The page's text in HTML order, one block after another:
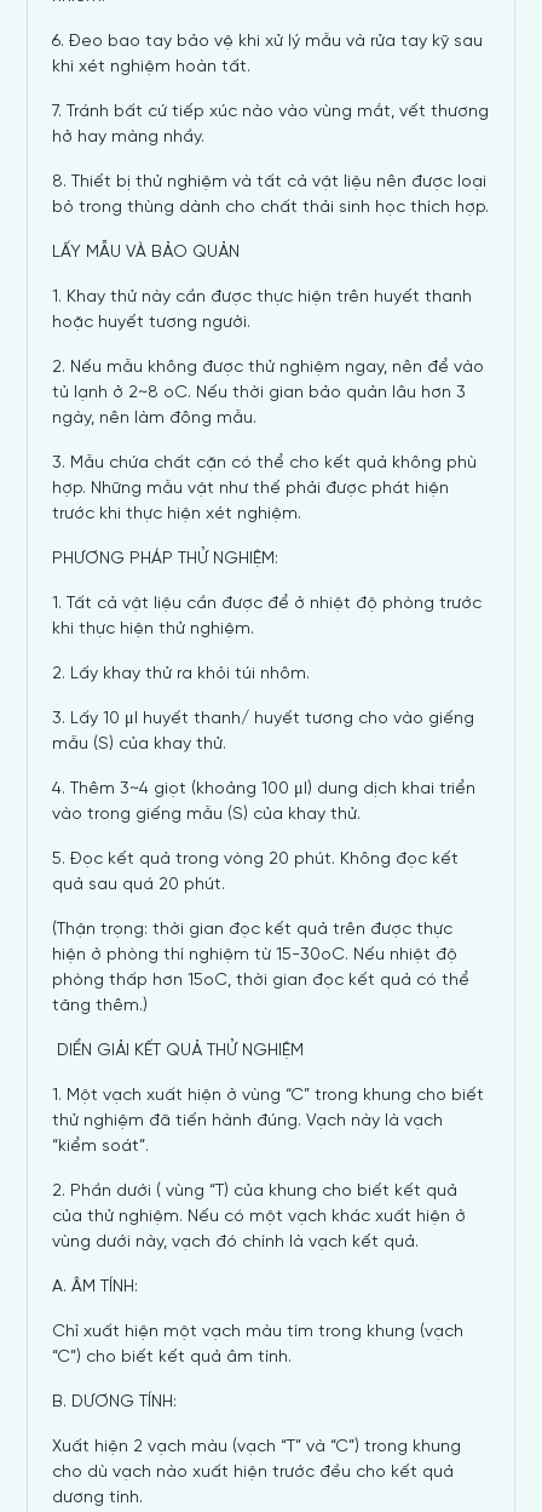
6. Đeo bao tay bảo vệ khi xử lý mẫu và rửa tay kỹ sau
khi xét nghiệm hoàn tất.
7. Tránh bất cứ tiếp xúc nào vào vùng mắt, vết thương
hở hay màng nhầy.
8. Thiết bị thử nghiệm và tất cả vật liệu nên được loại
bỏ trong thùng dành cho chất thải sinh học thích hợp.
LẤY MẪU VÀ BẢO QUẢN
1. Khay thử này cần được thực hiện trên huyết thanh
hoặc huyết tương người.
2. Nếu mẫu không được thử nghiệm ngay, nên để vào
tủ lạnh ở 2~8 oC. Nếu thời gian bảo quản lâu hơn 3
ngày, nên làm đông mẫu.
3. Mẫu chứa chất cặn có thể cho kết quả không phù
hợp. Những mẫu vật như thế phải được phát hiện
trước khi thực hiện xét nghiệm.
PHƯƠNG PHÁP THỬ NGHIỆM:
1. Tất cả vật liệu cần được để ở nhiệt độ phòng trước
khi thực hiện thử nghiệm.
2. Lấy khay thử ra khỏi túi nhôm.
3. Lấy 10 μl huyết thanh/ huyết tương cho vào giếng
mẫu (S) của khay thử.
4. Thêm 3~4 giọt (khoảng 100 μl) dung dịch khai triển
vào trong giếng mẫu (S) của khay thử.
5. Đọc kết quả trong vòng 20 phút. Không đọc kết
quả sau quá 20 phút.
( Thận trọng: thời gian đọc kết quả trên được thực
hiện ở phòng thí nghiệm từ 15-30oC. Nếu nhiệt độ
phòng thấp hơn 15oC, thời gian đọc kết quả có thể
tăng thêm.)
DIỂN GIẢI KẾT QUẢ THỬ NGHIỆM
1. Một vạch xuất hiện ở vùng “C” trong khung cho biết
thử nghiệm đã tiến hành đúng. Vạch này là vạch
“kiểm soát”.
2. Phần dưới ( vùng “T) của khung cho biết kết quả
của thử nghiệm. Nếu có một vạch khác xuất hiện ở
vùng dưới này, vạch đó chính là vạch kết quả.
A. ÂM TÍNH:
Chỉ xuất hiện một vạch màu tím trong khung (vạch
“C”) cho biết kết quả âm tính.
B. DƯƠNG TÍNH:
Xuất hiện 2 vạch màu (vạch “T” và “C”) trong khung
cho dù vạch nào xuất hiện trước đều cho kết quả
dương tính.